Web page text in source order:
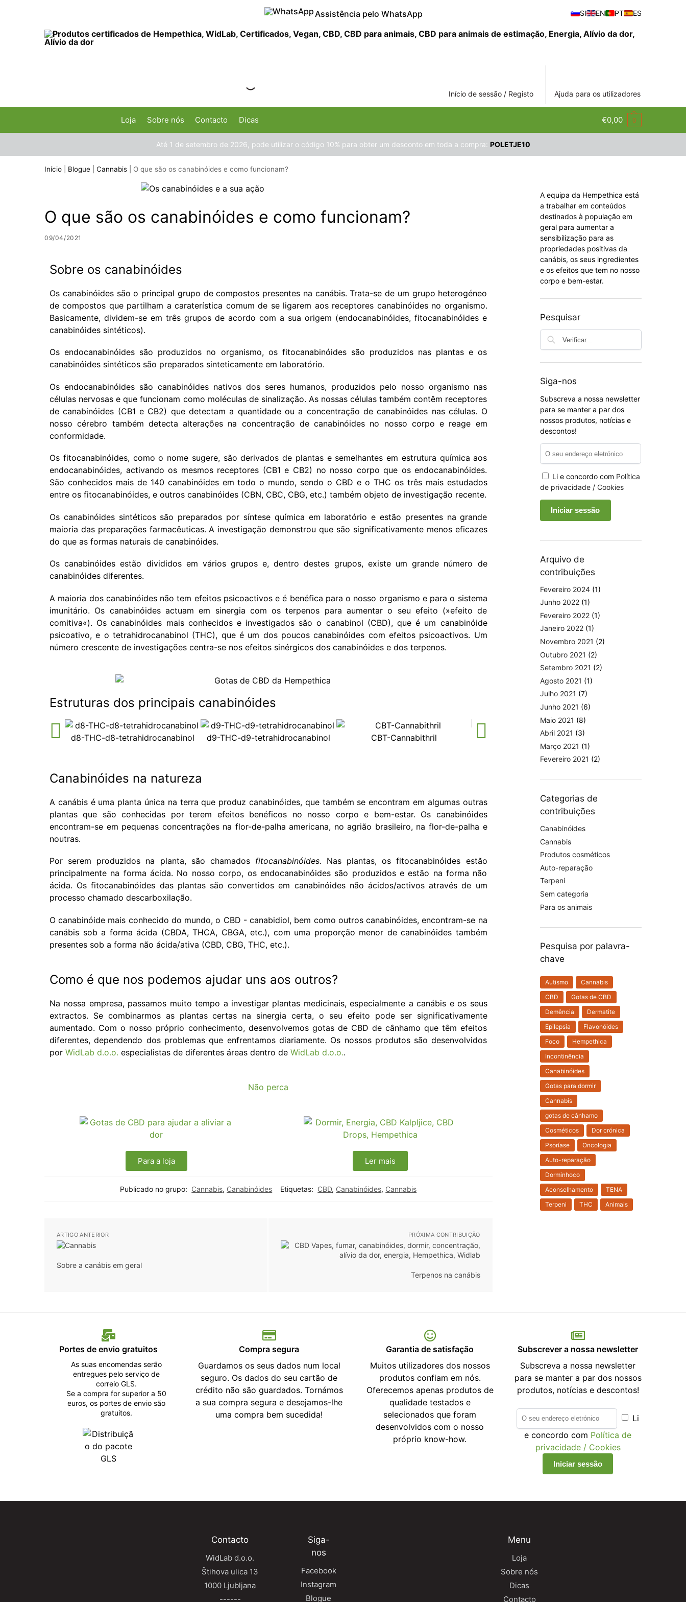
Assistência pelo WhatsApp SI EN PT ES
Início de sessão / Registo Ajuda para os utilizadores
Loja Sobre nós Contacto Dicas €0,00 0
Até 1 de setembro de 2026, pode utilizar o código 10% para obter um desconto em toda a compra: POLETJE10
Início Blogue Cannabis O que são os canabinóides e como funcionam?
O que são os canabinóides e como funcionam?
09/04/2021
Sobre os canabinóides
Os canabinóides são o principal grupo de compostos presentes na canábis. Trata-se de um grupo heterogéneo
de compostos que partilham a caraterística comum de se ligarem aos receptores canabinóides no organismo.
Basicamente, dividem-se em três grupos de acordo com a sua origem (endocanabinóides, fitocanabinóides e
canabinóides sintéticos).
Os endocanabinóides são produzidos no organismo, os fitocanabinóides são produzidos nas plantas e os
canabinóides sintéticos são preparados sinteticamente em laboratório.
Os endocanabinóides são canabinóides nativos dos seres humanos, produzidos pelo nosso organismo nas
células nervosas e que funcionam como moléculas de sinalização. As nossas células também contêm receptores
de canabinóides (CB1 e CB2) que detectam a quantidade ou a concentração de canabinóides nas células. O
nosso cérebro também detecta alterações na concentração de canabinóides no nosso corpo e reage em
conformidade.
Os fitocanabinóides, como o nome sugere, são derivados de plantas e semelhantes em estrutura química aos
endocanabinóides, activando os mesmos receptores (CB1 e CB2) no nosso corpo que os endocanabinóides.
São conhecidos mais de 140 canabinóides em todo o mundo, sendo o CBD e o THC os três mais estudados
entre os fitocanabinóides, e outros canabinóides (CBN, CBC, CBG, etc.) também objeto de investigação recente.
Os canabinóides sintéticos são preparados por síntese química em laboratório e estão presentes na grande
maioria das preparações farmacêuticas. A investigação demonstrou que são significativamente menos eficazes
do que as formas naturais de canabinóides.
Os canabinóides estão divididos em vários grupos e, dentro destes grupos, existe um grande número de
canabinóides diferentes.
A maioria dos canabinóides não tem efeitos psicoactivos e é benéfica para o nosso organismo e para o sistema
imunitário. Os canabinóides actuam em sinergia com os terpenos para aumentar o seu efeito (»efeito de
comitiva«). Os canabinóides mais conhecidos e investigados são o canabinol (CBD), que é um canabinóide
psicoativo, e o tetrahidrocanabinol (THC), que é um dos poucos canabinóides com efeitos psicoactivos. Um
número crescente de investigações centra-se nos efeitos sinérgicos dos canabinóides e dos terpenos.
Estruturas dos principais canabinóides
d8-THC-d8-tetrahidrocanabinol d9-THC-d9-tetrahidrocanabinol CBT-Cannabithril CBL-Canabiciclol
Canabinóides na natureza
A canábis é uma planta única na terra que produz canabinóides, que também se encontram em algumas outras
plantas que são conhecidas por terem efeitos benéficos no nosso corpo e bem-estar. Os canabinóides
encontram-se em pequenas concentrações na flor-de-palha americana, no agrião brasileiro, na flor-de-palha e
noutras.
Por serem produzidos na planta, são chamados fitocanabinóides. Nas plantas, os fitocanabinóides estão
principalmente na forma ácida. No nosso corpo, os endocanabinóides são produzidos e estão na forma não
ácida. Os fitocanabinóides das plantas são convertidos em canabinóides não ácidos/activos através de um
processo chamado descarboxilação.
O canabinóide mais conhecido do mundo, o CBD - canabidiol, bem como outros canabinóides, encontram-se na
canábis sob a forma ácida (CBDA, THCA, CBGA, etc.), com uma proporção menor de canabinóides também
presentes sob a forma não ácida/ativa (CBD, CBG, THC, etc.).
Como é que nos podemos ajudar uns aos outros?
Na nossa empresa, passamos muito tempo a investigar plantas medicinais, especialmente a canábis e os seus
extractos. Se combinarmos as plantas certas na sinergia certa, o seu efeito pode ser significativamente
aumentado. Com o nosso próprio conhecimento, desenvolvemos gotas de CBD de cânhamo que têm efeitos
diferentes, dependendo dos problemas que enfrentamos diariamente. Os nossos produtos são desenvolvidos
por WidLab d.o.o. especialistas de diferentes áreas dentro de WidLab d.o.o..
Não perca
Para a loja Ler mais
Publicado no grupo: Cannabis, Canabinóides Etiquetas: CBD, Canabinóides, Cannabis
ARTIGO ANTERIOR
Sobre a canábis em geral
PRÓXIMA CONTRIBUIÇÃO
Terpenos na canábis
A equipa da Hempethica está
a trabalhar em conteúdos
destinados à população em
geral para aumentar a
sensibilização para as
propriedades positivas da
canábis, os seus ingredientes
e os efeitos que tem no nosso
corpo e bem-estar.
Pesquisar
Siga-nos
Subscreva a nossa newsletter
para se manter a par dos
nossos produtos, notícias e
descontos!
Li e concordo com Política
de privacidade / Cookies
Arquivo de
contribuições
Fevereiro 2024 (1)
Junho 2022 (1)
Fevereiro 2022 (1)
Janeiro 2022 (1)
Novembro 2021 (2)
Outubro 2021 (2)
Setembro 2021 (2)
Agosto 2021 (1)
Julho 2021 (7)
Junho 2021 (6)
Maio 2021 (8)
Abril 2021 (3)
Março 2021 (1)
Fevereiro 2021 (2)
Categorias de
contribuições
Canabinóides
Cannabis
Produtos cosméticos
Auto-reparação
Terpeni
Sem categoria
Para os animais
Pesquisa por palavra-
chave
Autismo
Cannabis
CBD
Gotas de CBD
Demência
Dermatite
Epilepsia
Flavonóides
Foco
Hempethica
Incontinência
Canabinóides
Gotas para dormir
Cannabis
gotas de cânhamo
Cosméticos
Dor crónica
Psoríase
Oncologia
Auto-reparação
Dorminhoco
Aconselhamento
TENA
Terpeni
THC Animais
Portes de envio gratuitos
As suas encomendas serão
entregues pelo serviço de
correio GLS.
Se a compra for superior a 50
euros, os portes de envio são
gratuitos.
Compra segura
Guardamos os seus dados num local
seguro. Os dados do seu cartão de
crédito não são guardados. Tornámos
a sua compra segura e desejamos-lhe
uma compra bem sucedida!
Garantia de satisfação
Muitos utilizadores dos nossos
produtos confiam em nós.
Oferecemos apenas produtos de
qualidade testados e
selecionados que foram
desenvolvidos com o nosso
próprio know-how.
Subscrever a nossa newsletter
Subscreva a nossa newsletter
para se manter a par dos nossos
produtos, notícias e descontos!
Li
e concordo com Política de
privacidade / Cookies
Contacto
WidLab d.o.o.
Štihova ulica 13
1000 Ljubljana
------
Siga-
nos
Facebook
Instagram
Blogue
Menu
Loja
Sobre nós
Dicas
Contacto